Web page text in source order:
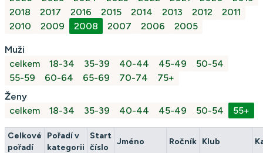
2018
2017 2016 2015 2014 2013 2012
2011
2010
2009 2008 2007 2006 2005
Muži
celkem
18-34 35-39 40-44 45-49
50-54
55-59
60-64 65-69 70-74
75+
Ženy
celkem
18-34 35-39 40-44 45-49 50-54 55+
Celkové
pořadí
Pořadí v
kategorii
Start
číslo
Jméno Ročník Klub